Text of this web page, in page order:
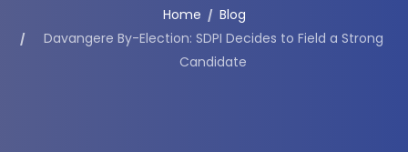
Home
Blog
Davangere By-Election: SDPI Decides to Field a Strong
Candidate